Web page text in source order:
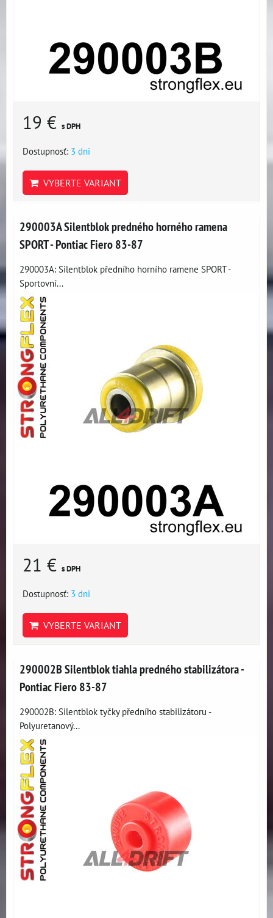
19 € s DPH
Dostupnosť: 3 dni
VYBERTE VARIANT
290003A Silentblok predného horného ramena
SPORT - Pontiac Fiero 83-87
290003A: Silentblok předního horního ramene SPORT -
Sportovní...
21 € s DPH
Dostupnosť: 3 dni
VYBERTE VARIANT
290002B Silentblok tiahla predného stabilizátora -
Pontiac Fiero 83-87
290002B: Silentblok tyčky předního stabilizátoru -
Polyuretanový...